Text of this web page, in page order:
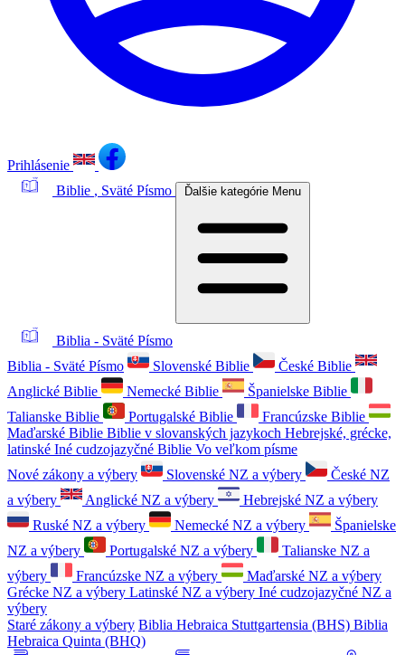
Prihlásenie
Biblie , Sväté Písmo Ďalšie kategórie Menu
Biblia - Sväté Písmo
Biblia - Sväté Písmo
Slovenské Biblie
České Biblie
Anglické Biblie
Nemecké Biblie
Španielske Biblie
Talianske Biblie
Portugalské Biblie
Francúzske Biblie
Maďarské Biblie Biblie v slovanských jazykoch Hebrejské, grécke,
latinské Iné cudzojazyčné Biblie Vo veľkom písme
Nové zákony a výbery
Slovenské NZ a výbery
České NZ
a výbery
Anglické NZ a výbery
Hebrejské NZ a výbery
Ruské NZ a výbery
Nemecké NZ a výbery
Španielske
NZ a výbery
Portugalské NZ a výbery
Talianske NZ a
výbery
Francúzske NZ a výbery
Maďarské NZ a výbery
Grécke NZ a výbery Latinské NZ a výbery Iné cudzojazyčné NZ a
výbery
Staré zákony a výbery Biblia Hebraica Stuttgartensia (BHS) Biblia
Hebraica Quinta (BHQ)